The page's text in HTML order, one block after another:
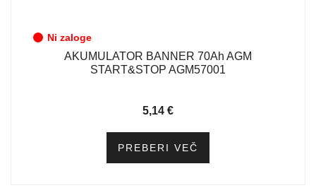
Ni zaloge
AKUMULATOR BANNER 70Ah AGM
START&STOP AGM57001
5,14 €
PREBERI VEČ